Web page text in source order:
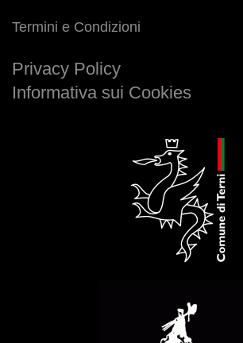
Termini e Condizioni
Privacy Policy
Informativa sui Cookies